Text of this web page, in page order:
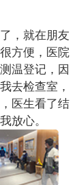
，就在朋友
方便，医院
温登记，因
去检查室，
医生看了结
放心。